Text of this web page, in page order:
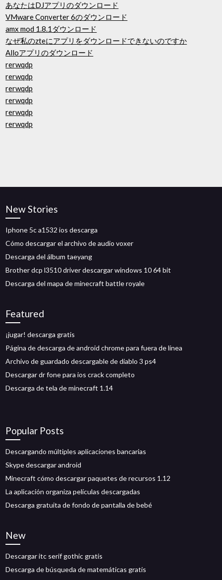
あなたはDJアプリのダウンロード
VMware Converter 6のダウンロード
amx mod 1.8.1ダウンロード
なぜ私のzteにアプリをダウンロードできないのですか
Alloアプリのダウンロード
rerwqdp
rerwqdp
rerwqdp
rerwqdp
rerwqdp
rerwqdp
New Stories
Iphone 5c a1532 ios descarga
Cómo descargar el archivo de audio voxer
Descarga del álbum taeyang
Brother dcp l3510 driver descargar windows 10 64 bit
Descarga del mapa de minecraft battle royale
Featured
¡jugar! descarga gratis
Página de descarga de android chrome para fuera de línea
Archivo de guardado descargable de diablo 3 ps4
Descargar dr fone para ios crack completo
Descarga de tela de minecraft 1.14
Popular Posts
Descargando múltiples aplicaciones bancarias
Skype descargar android
Minecraft cómo descargar paquetes de recursos 1.12
La aplicación organiza películas descargadas
Descarga gratuita de fondo de pantalla de bebé
New
Descargar itc serif gothic gratis
Descarga de búsqueda de matemáticas gratis